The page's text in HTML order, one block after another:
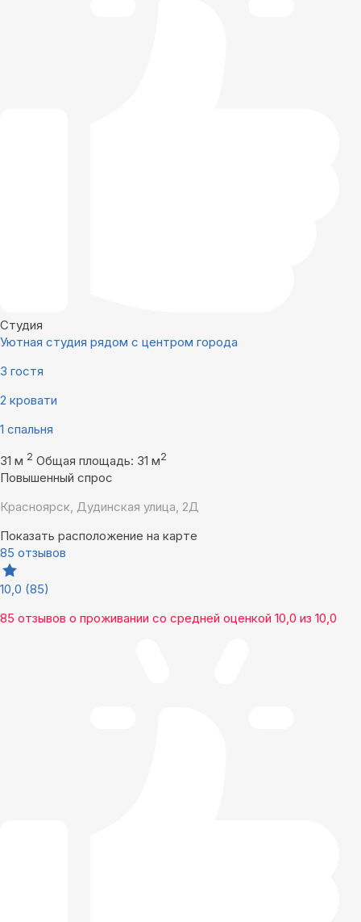
Студия
Уютная студия рядом с центром города
3 гостя
2 кровати
1 спальня
31 м 2 Общая площадь: 31 м2
Повышенный спрос
Красноярск, Дудинская улица, 2Д
Показать расположение на карте
85 отзывов
10,0 (85)
85 отзывов о проживании со средней оценкой 10,0 из 10,0